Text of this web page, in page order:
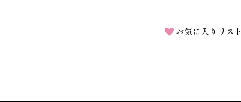
お気に入りリスト